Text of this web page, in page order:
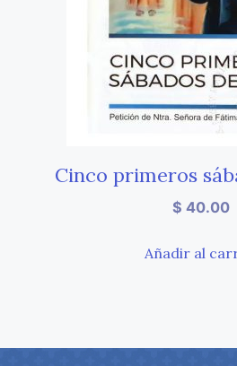
Cinco primeros
$ 40.00
Añadir al